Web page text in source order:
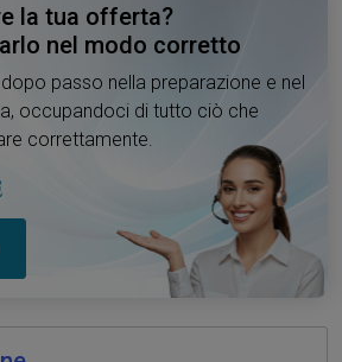
la tua offerta?
nel modo corretto
passo nella preparazione e nel
occupandoci di tutto ciò che
correttamente.